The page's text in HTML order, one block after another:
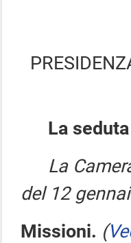
La
La
del 12
Missioni. (